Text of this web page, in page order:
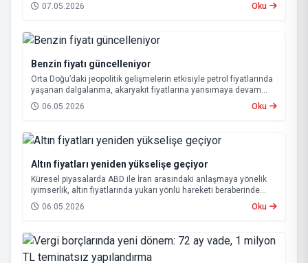
hareketlilik sürüyor.
07.05.2026 Oku
Benzin fiyatı güncelleniyor
Orta Doğu’daki jeopolitik gelişmelerin etkisiyle petrol fiyatlarında
yaşanan dalgalanma, akaryakıt fiyatlarına yansımaya devam
ediyor. Bu kapsamda, bu gece itibarıyla benzin ve otogaz
fiyatlarında yeni bir düzenlemeye gidilecek.
06.05.2026 Oku
Altın fiyatları yeniden yükselişe geçiyor
Küresel piyasalarda ABD ile İran arasındaki anlaşmaya yönelik
iyimserlik, altın fiyatlarında yukarı yönlü hareketi beraberinde
getirdi.
06.05.2026 Oku